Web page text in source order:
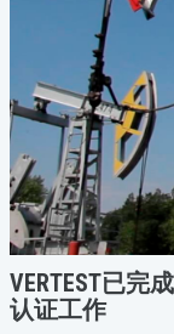
VERTEST已完
认证工作